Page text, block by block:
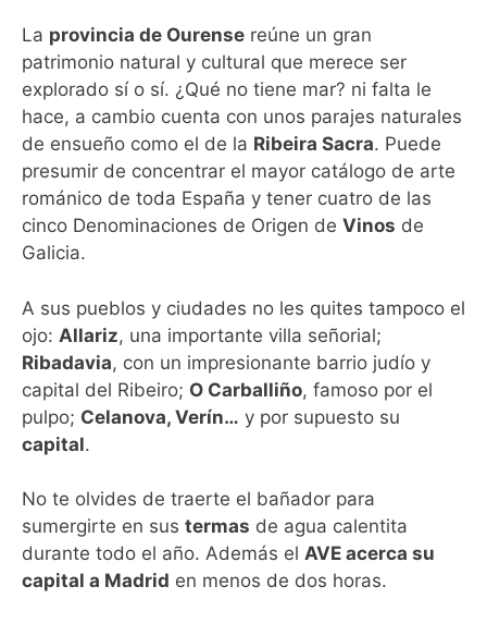
La provincia de Ourense reúne un gran
patrimonio natural y cultural que merece ser
explorado sí o sí. ¿Qué no tiene mar? ni falta le
hace, a cambio cuenta con unos parajes naturales
de ensueño como el de la Ribeira Sacra. Puede
presumir de concentrar el mayor catálogo de arte
románico de toda España y tener cuatro de las
cinco Denominaciones de Origen de Vinos de
Galicia.
A sus pueblos y ciudades no les quites tampoco el
ojo: Allariz, una importante villa señorial;
Ribadavia, con un impresionante barrio judío y
capital del Ribeiro; O Carballiño, famoso por el
pulpo; Celanova, Verín… y por supuesto su
capital.
No te olvides de traerte el bañador para
sumergirte en sus termas de agua calentita
durante todo el año. Además el AVE acerca su
capital a Madrid en menos de dos horas.